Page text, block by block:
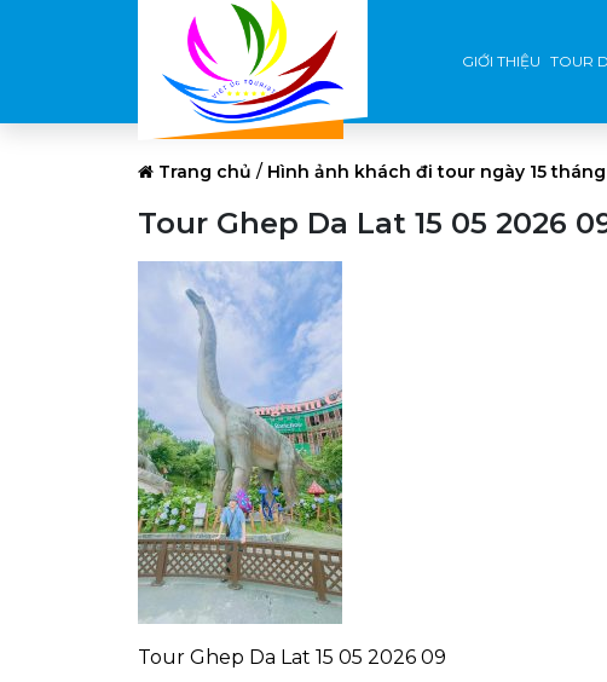
GIỚI THIỆU TOUR
Trang chủ / Hình ảnh khách đi tour ngày 15
Tour Ghep Da Lat 15 05 2026
Tour Ghep Da Lat 15 05 2026 09